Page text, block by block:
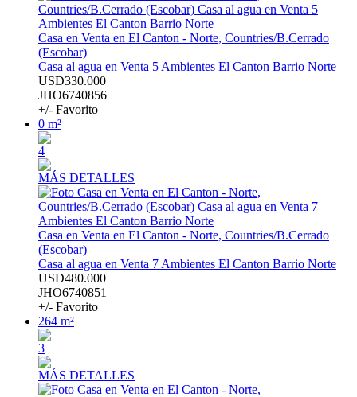
Casa en Venta en El Canton - Norte, Countries/B.Cerrado
(Escobar)
Casa al agua en Venta 5 Ambientes El Canton Barrio Norte
USD330.000
JHO6740856
+/- Favorito
0 m²
4
MÁS DETALLES
Casa en Venta en El Canton - Norte, Countries/B.Cerrado
(Escobar)
Casa al agua en Venta 7 Ambientes El Canton Barrio Norte
USD480.000
JHO6740851
+/- Favorito
264 m²
3
MÁS DETALLES